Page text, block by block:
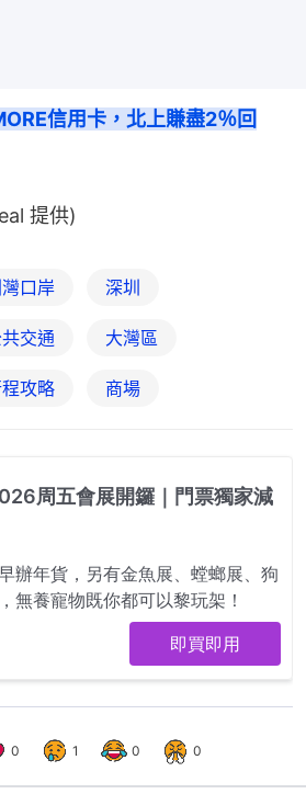
信用卡，北上賺盡2％回
提供)
口岸 深圳
交通 大灣區
攻略 商場
0 1 0 0